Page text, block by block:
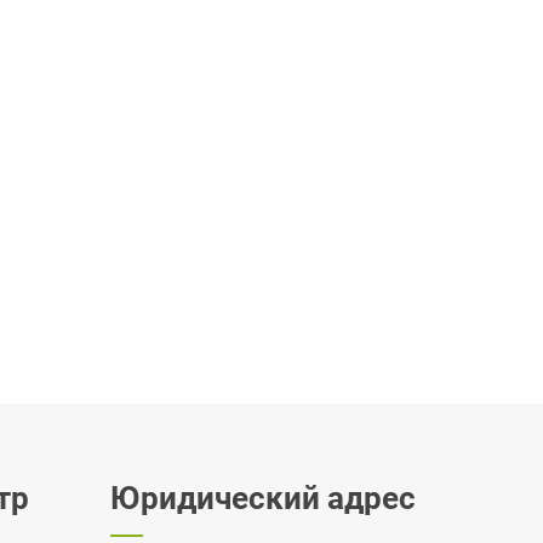
Юридический адрес